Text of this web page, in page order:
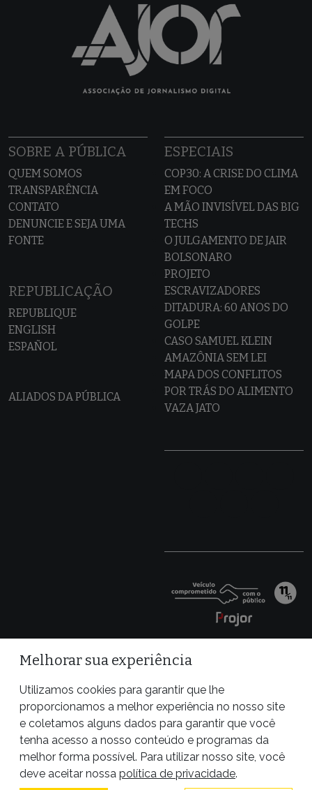
SOBRE A PÚBLICA
QUEM SOMOS
TRANSPARÊNCIA
CONTATO
DENUNCIE E SEJA UMA
FONTE
REPUBLICAÇÃO
REPUBLIQUE
ENGLISH
ESPAÑOL
ALIADOS DA PÚBLICA
ESPECIAIS
COP30: A CRISE DO CLIMA
EM FOCO
A MÃO INVISÍVEL DAS BIG
TECHS
O JULGAMENTO DE JAIR
BOLSONARO
PROJETO
ESCRAVIZADORES
DITADURA: 60 ANOS DO
GOLPE
CASO SAMUEL KLEIN
AMAZÔNIA SEM LEI
MAPA DOS CONFLITOS
POR TRÁS DO ALIMENTO
VAZA JATO
Site desenvolvido por
Melhorar sua experiência
Utilizamos cookies para garantir que lhe
proporcionamos a melhor experiência no nosso site
e coletamos alguns dados para garantir que você
tenha acesso a nosso conteúdo e programas da
melhor forma possível. Para utilizar nosso site, você
deve aceitar nossa política de privacidade.